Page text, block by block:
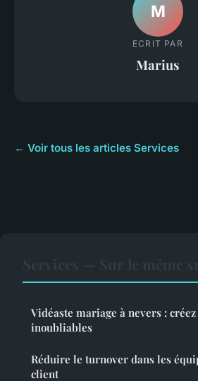
M
ECRIT PAR
Marius
← Voir tous les articles Services
Vidéaste mariage à nevers :
inoubliables
Réduire le turnover dans les
client